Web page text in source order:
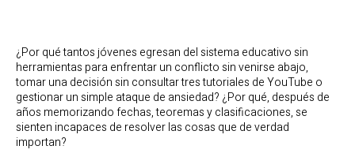
¿Por qué tantos jóvenes egresan del sistema educativo sin
herramientas para enfrentar un conflicto sin venirse abajo,
tomar una decisión sin consultar tres tutoriales de YouTube o
gestionar un simple ataque de ansiedad? ¿Por qué, después de
años memorizando fechas, teoremas y clasificaciones, se
sienten incapaces de resolver las cosas que de verdad
importan?